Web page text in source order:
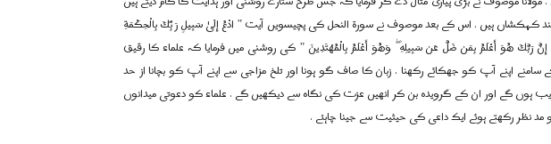
کہکشاں ہیں . اس کے بعد موصوف نے سورۃ النحل کی پچیسویں آیت ” ادْعُ إِلَىٰ سَبِيلِ رَبِّكَ بِالْحِكْمَةِ
رَبَّكَ هُوَ أَعْلَمُ بِمَن ضَلَّ عَن سَبِيلِهِ ۖ وَهُوَ أَعْلَمُ بِالْمُهْتَدِينَ ” کی روشنی میں فرمایا کہ علماء کا رقیق
سامنے اپنے آپ کو جھکائے رکھنا . زبان کا صاف گو ہونا اور تلخ مزاجی سے اپنے آپ کو بچانا از حد
ہوں گے اور ان کے گرویدہ بن کر انھیں عزت کی نگاہ سے دیکھیں گے . علماء کو دعوتی میدانوں
نظر رکھتے ہوئے ایک داعی کی حیثیت سے جینا چاہئے .